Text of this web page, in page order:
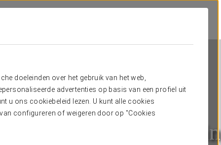
doeleinden over het gebruik van het web,
advertenties op basis van een profiel uit
u ons cookiebeleid lezen. U kunt alle cookies
configureren of weigeren door op "Cookies
Convento